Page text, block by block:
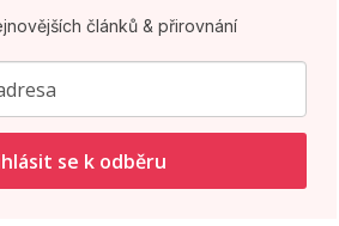
článků & přirovnání
se k odběru